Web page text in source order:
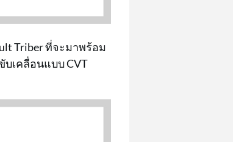
Triber ที่จะมาพร้อม
บเคลื่อนแบบ CVT